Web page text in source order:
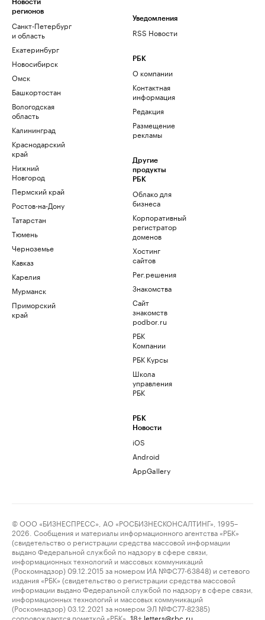
Новости
регионов
Санкт-Петербург
и область
Екатеринбург
Новосибирск
Омск
Башкортостан
Вологодская
область
Калининград
Краснодарский
край
Нижний
Новгород
Пермский край
Ростов-на-Дону
Татарстан
Тюмень
Черноземье
Кавказ
Карелия
Мурманск
Приморский
край
Уведомления
RSS Новости
РБК
О компании
Контактная
информация
Редакция
Размещение
рекламы
Другие
продукты
РБК
Облако для
бизнеса
Корпоративный
регистратор
доменов
Хостинг
сайтов
Рег.решения
Знакомства
Сайт
знакомств
podbor.ru
РБК
Компании
РБК Курсы
Школа
управления
РБК
РБК
Новости
iOS
Android
AppGallery
© ООО «БИЗНЕСПРЕСС», АО «РОСБИЗНЕСКОНСАЛТИНГ», 1995–
2026. Сообщения и материалы информационного агентства «РБК»
(свидетельство о регистрации средства массовой информации
выдано Федеральной службой по надзору в сфере связи,
информационных технологий и массовых коммуникаций
(Роскомнадзор) 09.12.2015 за номером ИА №ФС77-63848) и сетевого
издания «РБК» (свидетельство о регистрации средства массовой
информации выдано Федеральной службой по надзору в сфере связи,
информационных технологий и массовых коммуникаций
(Роскомнадзор) 03.12.2021 за номером ЭЛ №ФС77-82385)
сопровождаются пометкой «РБК».
letters@rbc.ru